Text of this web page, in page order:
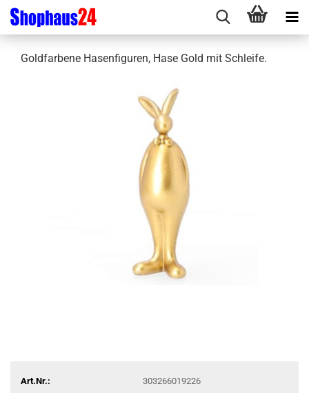
Goldfarbene Hasenfiguren, Hase Gold mit Schleife.
Art.Nr.:
303266019226